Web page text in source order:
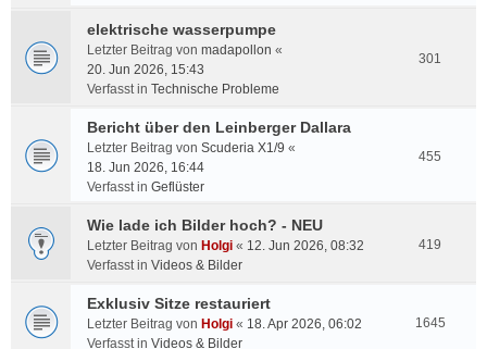
elektrische wasserpumpe
Letzter Beitrag von madapollon «
20. Jun 2026, 15:43
Verfasst in Technische Probleme
301
Bericht über den Leinberger Dallara
Letzter Beitrag von Scuderia X1/9 «
18. Jun 2026, 16:44
Verfasst in Geflüster
455
Wie lade ich Bilder hoch? - NEU
Letzter Beitrag von Holgi « 12. Jun 2026, 08:32
Verfasst in Videos & Bilder
419
Exklusiv Sitze restauriert
Letzter Beitrag von Holgi « 18. Apr 2026, 06:02
Verfasst in Videos & Bilder
1645